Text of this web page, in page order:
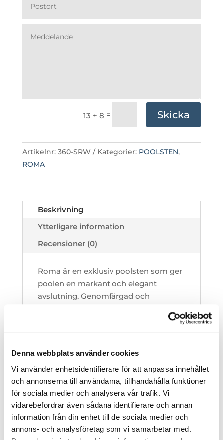
Denna webbplats använder cookies
Vi använder enhetsidentifierare för att anpassa innehållet
och annonserna till användarna, tillhandahålla funktioner
för sociala medier och analysera vår trafik. Vi
vidarebefordrar även sådana identifierare och annan
information från din enhet till de sociala medier och
annons- och analysföretag som vi samarbetar med.
13 + 8 = Skicka
Artikelnr: 360-SRW Kategorier: POOLSTEN,
ROMA
Beskrivning
Ytterligare information
Recensioner (0)
Roma är en exklusiv poolsten som ger
poolen en markant och elegant
avslutning. Genomfärgad och
Innehåller Fix, Fog, Silicon,
3X5m - 36 stenar
3X6m - 40 stenar
3,5X7m - 46 stenar
3,5X7,5m - 48 stenar